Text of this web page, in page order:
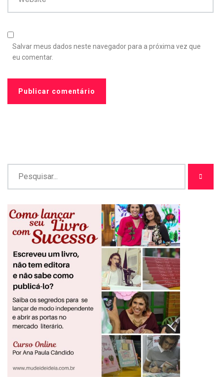
Salvar meus dados neste navegador para a próxima vez que
eu comentar.